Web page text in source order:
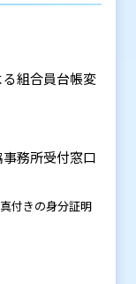
る組合員台帳変
務所受付窓口
付きの身分証明